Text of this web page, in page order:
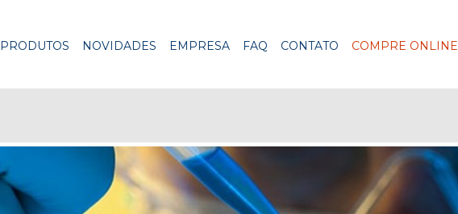
PRODUTOS NOVIDADES EMPRESA FAQ CONTATO COMPRE ONLINE